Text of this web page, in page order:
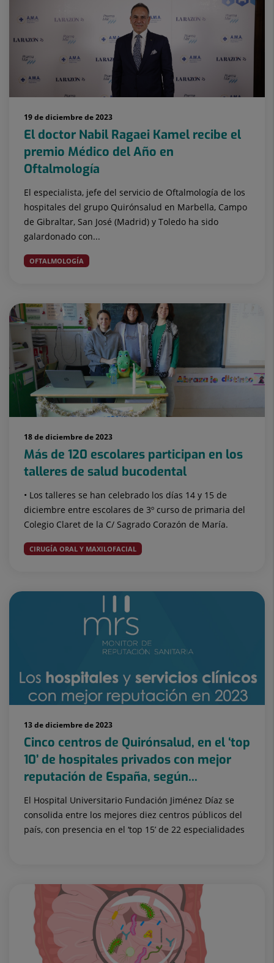
19 de diciembre de 2023
El doctor Nabil Ragaei Kamel recibe el
premio Médico del Año en
Oftalmología
El especialista, jefe del servicio de Oftalmología de los
hospitales del grupo Quirónsalud en Marbella, Campo
de Gibraltar, San José (Madrid) y Toledo ha sido
galardonado con...
OFTALMOLOGÍA
18 de diciembre de 2023
Más de 120 escolares participan en los
talleres de salud bucodental
• Los talleres se han celebrado los días 14 y 15 de
diciembre entre escolares de 3º curso de primaria del
Colegio Claret de la C/ Sagrado Corazón de María.
CIRUGÍA ORAL Y MAXILOFACIAL
13 de diciembre de 2023
Cinco centros de Quirónsalud, en el ‘top
10’ de hospitales privados con mejor
reputación de España, según...
El Hospital Universitario Fundación Jiménez Díaz se
consolida entre los mejores diez centros públicos del
país, con presencia en el ‘top 15’ de 22 especialidades